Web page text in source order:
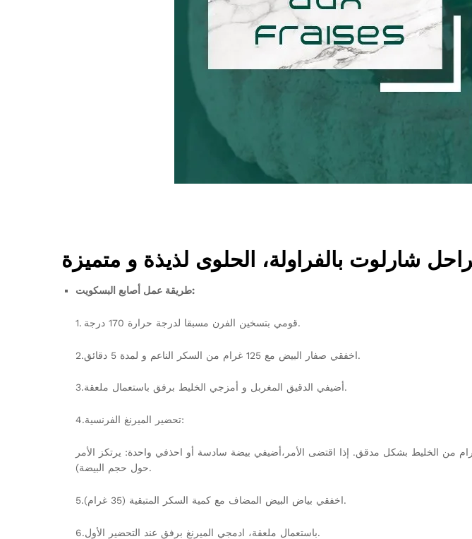
شارلوت بالفراولة، الحلوى لذيذة و متميزة
طريقة عمل أصابع البسكويت:
1. قومي بتسخين الفرن مسبقا لدرجة حرارة 170 درجة.
2.اخفقي صفار البيض مع 125 غرام من السكر الناعم و لمدة 5 دقائق.
3.أضيفي الدقيق المغربل و أمزجي الخليط برفق باستعمال ملعقة.
4.تحضير الميرنغ الفرنسية:
بياض البيض حتى تحصلي على قوام ثلجي (يجب أن تعطي كمية 5 من بياض البيض 250 غرام من الخليط بشكل مدقق. إذا اقتضى الأمر،أضيفي بيضة سادسة أو احذفي واحدة: يرتكز الأمر
حول حجم البيضة).
5.اخفقي بياض البيض المضاف مع كمية السكر المتبقية (35 غرام).
6.باستعمال ملعقة، ادمجي الميرنغ برفق عند التحضير الأول.